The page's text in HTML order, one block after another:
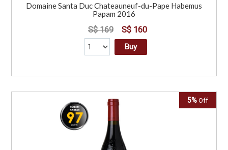
Domaine Santa Duc Chateauneuf-du-Pape Habemus
Papam 2016
S$ 169 S$ 160
Buy
5% Off